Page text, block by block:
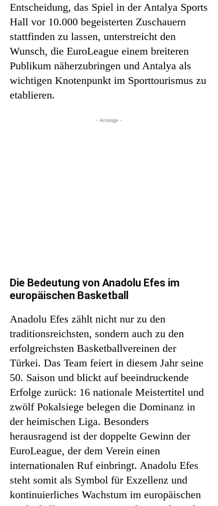
Entscheidung, das Spiel in der Antalya Sports
Hall vor 10.000 begeisterten Zuschauern
stattfinden zu lassen, unterstreicht den
Wunsch, die EuroLeague einem breiteren
Publikum näherzubringen und Antalya als
wichtigen Knotenpunkt im Sporttourismus zu
etablieren.
- Anzeige -
Die Bedeutung von Anadolu Efes im
europäischen Basketball
Anadolu Efes zählt nicht nur zu den
traditionsreichsten, sondern auch zu den
erfolgreichsten Basketballvereinen der
Türkei. Das Team feiert in diesem Jahr seine
50. Saison und blickt auf beeindruckende
Erfolge zurück: 16 nationale Meistertitel und
zwölf Pokalsiege belegen die Dominanz in
der heimischen Liga. Besonders
herausragend ist der doppelte Gewinn der
EuroLeague, der dem Verein einen
internationalen Ruf einbringt. Anadolu Efes
steht somit als Symbol für Exzellenz und
kontinuierliches Wachstum im europäischen